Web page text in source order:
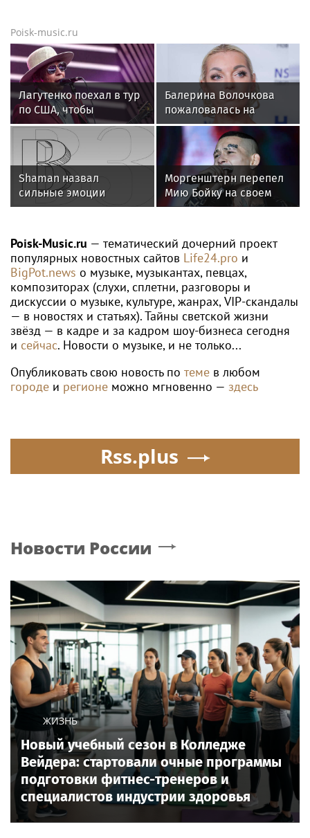
Poisk-music.ru
Лагутенко поехал в тур
по США, чтобы
наскрести на
восстановление
сгоревшего дома
Балерина Волочкова
пожаловалась на
отсутствие
компенсаций за
затопленную квартиру
Shaman назвал
сильные эмоции
поклонников причиной
Абакане
Моргенштерн перепел
Мию Бойку на своем
концерте
Poisk-Music.ru — тематический дочерний проект
популярных новостных сайтов Life24.pro и
BigPot.news о музыке, музыкантах, певцах,
композиторах (слухи, сплетни, разговоры и
дискуссии о музыке, культуре, жанрах, VIP-скандалы
— в новостях и статьях). Тайны светской жизни
звёзд — в кадре и за кадром шоу-бизнеса сегодня
и сейчас. Новости о музыке, и не только...
Опубликовать свою новость по теме в любом
городе и регионе можно мгновенно — здесь
Rss.plus
Новости России
ЖИЗНЬ
Новый учебный сезон в Колледже
Вейдера: стартовали очные программы
подготовки фитнес-тренеров и
специалистов индустрии здоровья